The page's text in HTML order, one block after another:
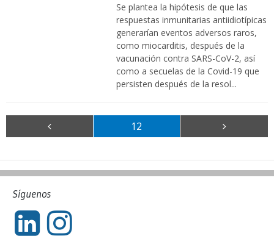
Se plantea la hipótesis de que las
respuestas inmunitarias antiidiotípicas
generarían eventos adversos raros,
como miocarditis, después de la
vacunación contra SARS-CoV-2, así
como a secuelas de la Covid-19 que
persisten después de la resol...
12
Síguenos